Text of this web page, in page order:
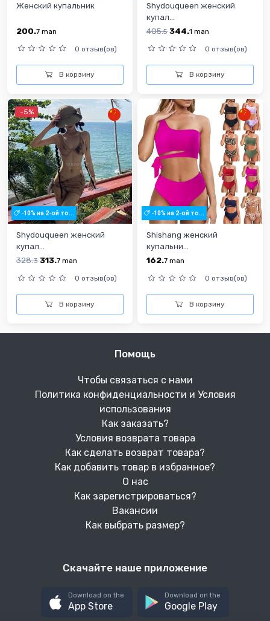
Женский купальник
200.7 man
0 отзыв(ов)
В корзину
Shydouqueen женский
купал...
405.5 344.1 man
0 отзыв(ов)
В корзину
-5%
-10% на 2-ой то...
Shydouqueen женский
купал...
328.3 313.7 man
0 отзыв(ов)
В корзину
-10% на 2-ой то...
Shishang женский
купальни...
162.7 man
0 отзыв(ов)
В корзину
Помощь
Чтобы связаться с нами
Политика конфиденциальности и Условия
использования
Как заказать?
Условия возврата товара
Как сделать возврат товара?
Как добавить товар в избранное?
О нас
Как зарегистрироваться?
Вакансии
Как выбрать размер?
Скачайте наше приложение
Download on the
App Store
Download on the
Google Play